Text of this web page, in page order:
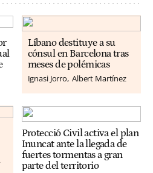
Líbano destituye a su
cónsul en Barcelona tras
meses de polémicas
Ignasi Jorro Albert Martínez
Protecció Civil activa el plan
Inuncat ante la llegada de
fuertes tormentas a gran
parte del territorio